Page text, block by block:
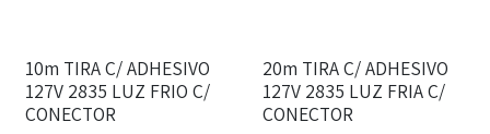
10m TIRA C/ ADHESIVO
127V 2835 LUZ FRIO C/
CONECTOR
20m TIRA C/ ADHESIVO
127V 2835 LUZ FRIA C/
CONECTOR